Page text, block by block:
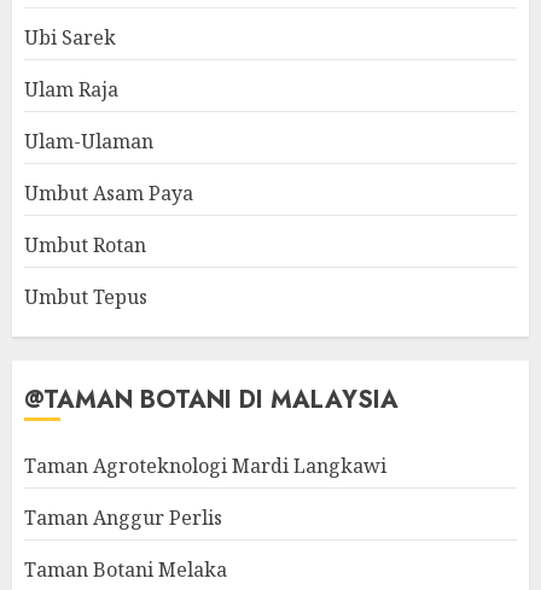
Ubi Sarek
Ulam Raja
Ulam-Ulaman
Umbut Asam Paya
Umbut Rotan
Umbut Tepus
@TAMAN BOTANI DI MALAYSIA
Taman Agroteknologi Mardi Langkawi
Taman Anggur Perlis
Taman Botani Melaka